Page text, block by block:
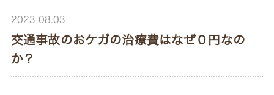
2023.08.03
交通事故のおケガの治療費はなぜ０円なの
か？